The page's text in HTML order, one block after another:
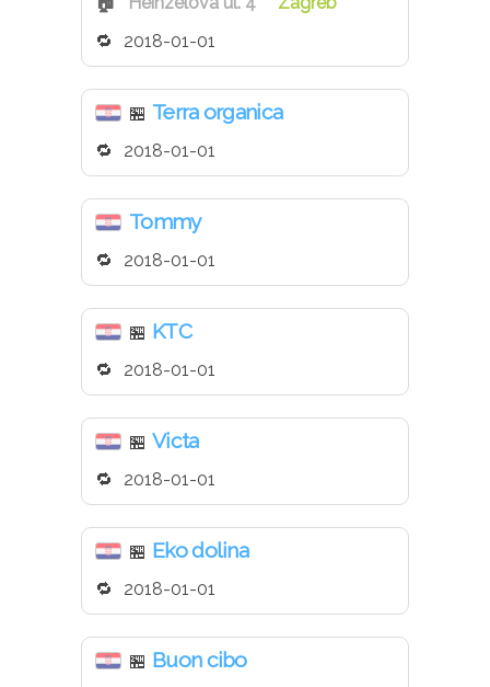
2018-01-01
🏪 Terra organica
2018-01-01
Tommy
2018-01-01
🏪 KTC
2018-01-01
🏪 Victa
2018-01-01
🏪 Eko dolina
2018-01-01
🏪 Buon cibo